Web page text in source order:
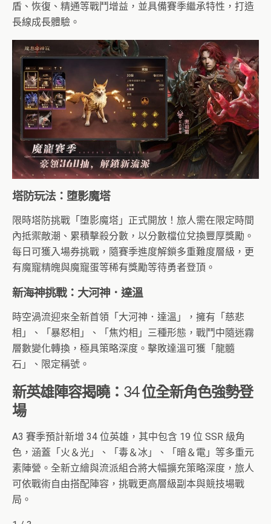
盾、恢復、精通等戰鬥增益，並具備賽季繼承特性，打造
長線成長體驗。
塔防玩法：堕影魔塔
限時塔防挑戰「堕影魔塔」正式開放！旅人需在限定時間
內抵禦敵潮、累積擊殺分數，以分數檔位兌換豐厚獎勵。
每日可獲入場券挑戰，隨賽季進度解鎖多重難度層級，更
有魔寵精魄與魔寵蛋等稀有獎勵等待勇者登頂。
新海神挑戰：大河神．達溫
時空渦流迎來全新首領「大河神．達溫」，擁有「慈悲
相」、「暴怒相」、「焦灼相」三種形態，戰鬥中隨迷霧
層數變化轉換，極具策略深度。擊敗達溫可獲「龍髓
石」、限定稱號。
新英雄陣容揭曉：34 位全新角色強勢登
場
A3 賽季預計新增 34 位英雄，其中包含 19 位 SSR 級角
色，涵蓋「火＆光」、「毒＆冰」、「暗＆電」等多重元
素陣營。全新立繪與流派組合將大幅擴充策略深度，旅人
可依戰術自由搭配陣容，挑戰更高層級副本與競技場戰
局。